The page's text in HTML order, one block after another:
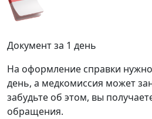
Документ за 1 день
На оформление справки
день, а медкомиссия может
забудьте об этом, вы
обращения.